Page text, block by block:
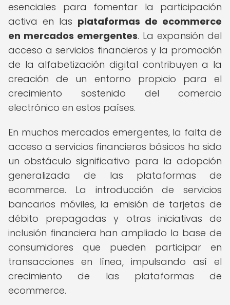
esenciales para fomentar la participación
activa en las plataformas de ecommerce
en mercados emergentes. La expansión del
acceso a servicios financieros y la promoción
de la alfabetización digital contribuyen a la
creación de un entorno propicio para el
crecimiento sostenido del comercio
electrónico en estos países.
En muchos mercados emergentes, la falta de
acceso a servicios financieros básicos ha sido
un obstáculo significativo para la adopción
generalizada de las plataformas de
ecommerce. La introducción de servicios
bancarios móviles, la emisión de tarjetas de
débito prepagadas y otras iniciativas de
inclusión financiera han ampliado la base de
consumidores que pueden participar en
transacciones en línea, impulsando así el
crecimiento de las plataformas de
ecommerce.